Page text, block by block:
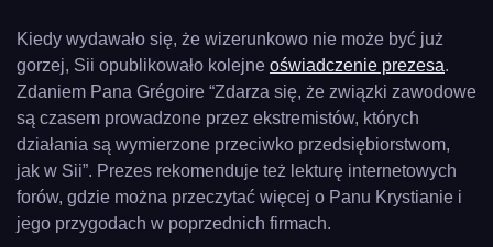
Kiedy wydawało się, że wizerunkowo nie może być już
gorzej, Sii opublikowało kolejne oświadczenie prezesa.
Zdaniem Pana Grégoire “Zdarza się, że związki zawodowe
są czasem prowadzone przez ekstremistów, których
działania są wymierzone przeciwko przedsiębiorstwom,
jak w Sii”. Prezes rekomenduje też lekturę internetowych
forów, gdzie można przeczytać więcej o Panu Krystianie i
jego przygodach w poprzednich firmach.